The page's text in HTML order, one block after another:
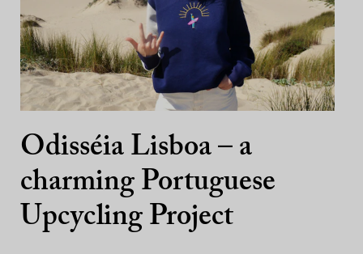
Odisséia Lisboa – a
charming Portuguese
Upcycling Project